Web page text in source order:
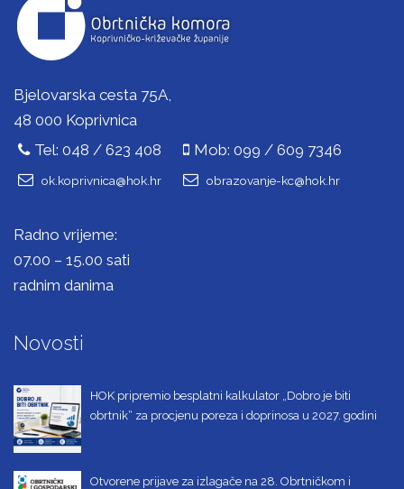
Bjelovarska cesta 75A,
48 000 Koprivnica
Tel: 048 / 623 408
Mob: 099 / 609 7346
ok.koprivnica@hok.hr obrazovanje-kc@hok.hr
Radno vrijeme:
07.00 – 15.00 sati
radnim danima
Novosti
HOK pripremio besplatni kalkulator „Dobro je biti
obrtnik“ za procjenu poreza i doprinosa u 2027. godini
Otvorene prijave za izlagače na 28. Obrtničkom i